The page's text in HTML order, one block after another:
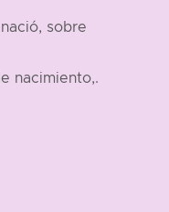
sobre
nacimiento,.